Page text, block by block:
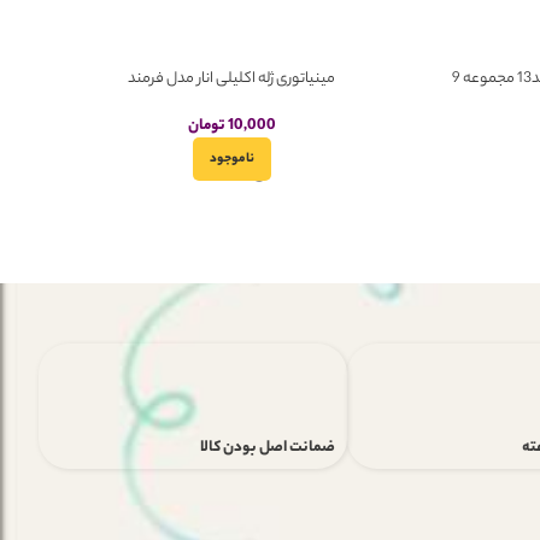
پک مگنت یخچال مینیاتوری استند مزمز کد13 مجموعه 9
مینیاتوری ژله اکلیلی انار مدل فرمند
10,000تومان
ناموجود
ضمانت اصل بودن کالا